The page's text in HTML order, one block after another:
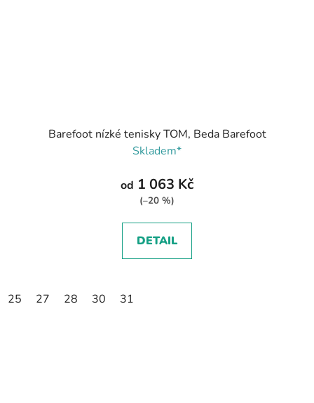
Barefoot nízké tenisky TOM, Beda Barefoot
Skladem*
od 1 063 Kč
(–20 %)
DETAIL
25 27 28 30 31